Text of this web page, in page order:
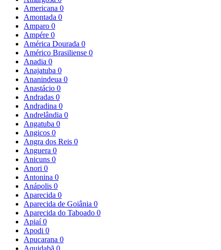
Americana 0
Amontada 0
Amparo 0
Ampére 0
América Dourada 0
Américo Brasiliense 0
Anadia 0
Anajatuba 0
Ananindeua 0
Anastácio 0
Andradas 0
Andradina 0
Andrelândia 0
Angatuba 0
Angicos 0
Angra dos Reis 0
Anguera 0
Anicuns 0
Anori 0
Antonina 0
Anápolis 0
Aparecida 0
Aparecida de Goiânia 0
Aparecida do Taboado 0
Apiaí0
Apodi 0
Apucarana 0
Aquidabã 0